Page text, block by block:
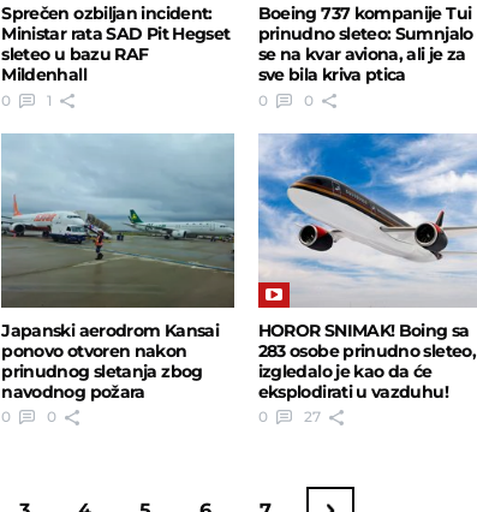
Sprečen ozbiljan incident:
Ministar rata SAD Pit Hegset
sleteo u bazu RAF
Mildenhall
0 1
Boeing 737 kompanije Tui
prinudno sleteo: Sumnjalo
se na kvar aviona, ali je za
sve bila kriva ptica
0 0
Japanski aerodrom Kansai
ponovo otvoren nakon
prinudnog sletanja zbog
navodnog požara
0 0
HOROR SNIMAK! Boing sa
283 osobe prinudno sleteo,
izgledalo je kao da će
eksplodirati u vazduhu!
0 27